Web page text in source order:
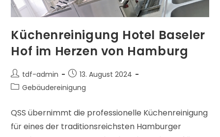
Küchenreinigung Hotel Baseler
Hof im Herzen von Hamburg
tdf-admin
13. August 2024
Gebäudereinigung
QSS übernimmt die professionelle Küchenreinigung
für eines der traditionsreichsten Hamburger